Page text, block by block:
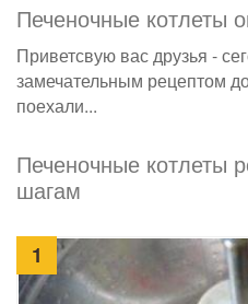
Печеночные котлеты
Приветсвую вас друзья -
замечательным рецептом
поехали...
Печеночные котлеты
шагам
1